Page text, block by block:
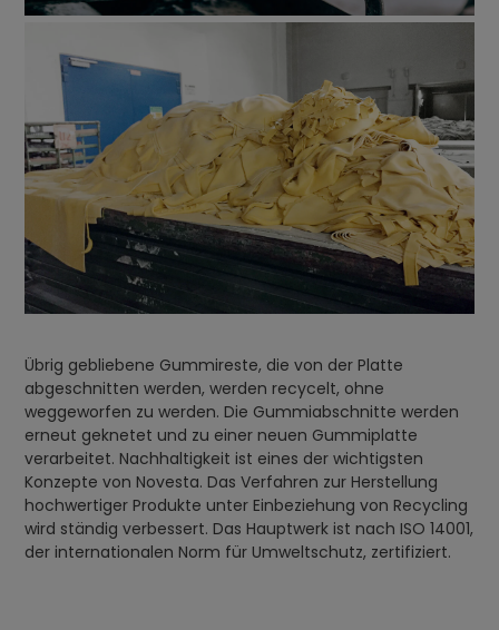
Übrig gebliebene Gummireste, die von der Platte
abgeschnitten werden, werden recycelt, ohne
weggeworfen zu werden. Die Gummiabschnitte werden
erneut geknetet und zu einer neuen Gummiplatte
verarbeitet. Nachhaltigkeit ist eines der wichtigsten
Konzepte von Novesta. Das Verfahren zur Herstellung
hochwertiger Produkte unter Einbeziehung von Recycling
wird ständig verbessert. Das Hauptwerk ist nach ISO 14001,
der internationalen Norm für Umweltschutz, zertifiziert.